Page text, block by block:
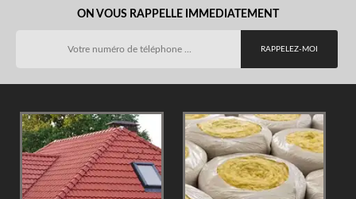
ON VOUS RAPPELLE IMMEDIATEMENT